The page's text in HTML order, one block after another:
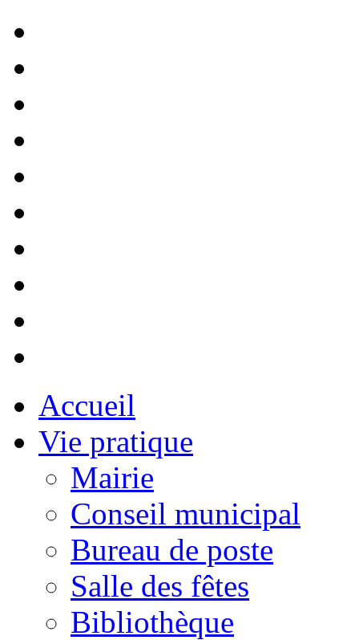
Accueil
Vie pratique
Mairie
Conseil municipal
Bureau de poste
Salle des fêtes
Bibliothèque